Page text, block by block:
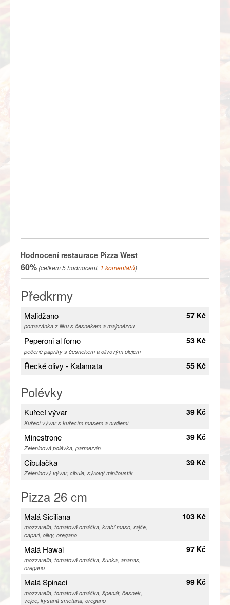
Hodnocení restaurace Pizza West
60%(celkem5hodnocení, 1 komentářů)
Předkrmy
Malidžano
pomazánka z lilku s česnekem a majonézou
57 Kč
Peperoni al forno
pečené papriky s česnekem a olivovým olejem
53 Kč
Řecké olivy - Kalamata 55 Kč
Polévky
Kuřecí vývar
Kuřecí vývar s kuřecím masem a nudlemi
39 Kč
Minestrone
Zeleninová polévka, parmezán
39 Kč
Cibulačka
Zeleninový vývar, cibule, sýrový minitoustík
39 Kč
Pizza 26 cm
Malá Siciliana
mozzarella, tomatová omáčka, krabí maso, rajče,
capari, olivy, oregano
103 Kč
Malá Hawai
mozzarella, tomatová omáčka, šunka, ananas,
oregano
97 Kč
Malá Spinaci
mozzarella, tomatová omáčka, špenát, česnek,
vejce, kysaná smetana, oregano
99 Kč